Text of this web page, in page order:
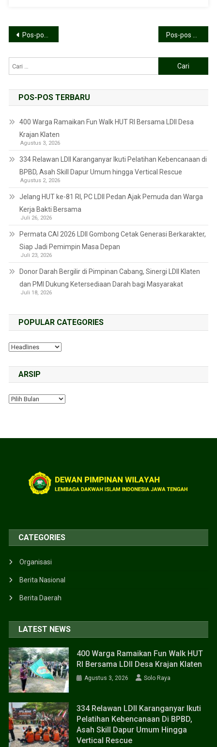
Pos-pos lama Pos-pos baru
POS-POS TERBARU
400 Warga Ramaikan Fun Walk HUT RI Bersama LDII Desa
Krajan Klaten
Agustus 3, 2026
334 Relawan LDII Karanganyar Ikuti Pelatihan Kebencanaan di
BPBD, Asah Skill Dapur Umum hingga Vertical Rescue
Agustus 2, 2026
Jelang HUT ke-81 RI, PC LDII Pedan Ajak Pemuda dan Warga
Kerja Bakti Bersama
Juli 26, 2026
Permata CAI 2026 LDII Gombong Cetak Generasi Berkarakter,
Siap Jadi Pemimpin Masa Depan
Juli 23, 2026
Donor Darah Bergilir di Pimpinan Cabang, Sinergi LDII Klaten
dan PMI Dukung Ketersediaan Darah bagi Masyarakat
Juli 18, 2026
POPULAR CATEGORIES
ARSIP
CATEGORIES
Organisasi
Berita Nasional
Berita Daerah
LATEST NEWS
400 Warga Ramaikan Fun Walk HUT
RI Bersama LDII Desa Krajan Klaten
Agustus 3, 2026 Solo Raya
334 Relawan LDII Karanganyar Ikuti
Pelatihan Kebencanaan Di BPBD,
Asah Skill Dapur Umum Hingga
Vertical Rescue